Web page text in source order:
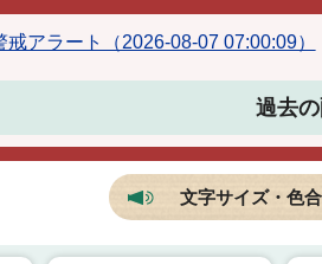
戒アラート（2026-08-07 07:00:09）
過去
文字サイズ・色